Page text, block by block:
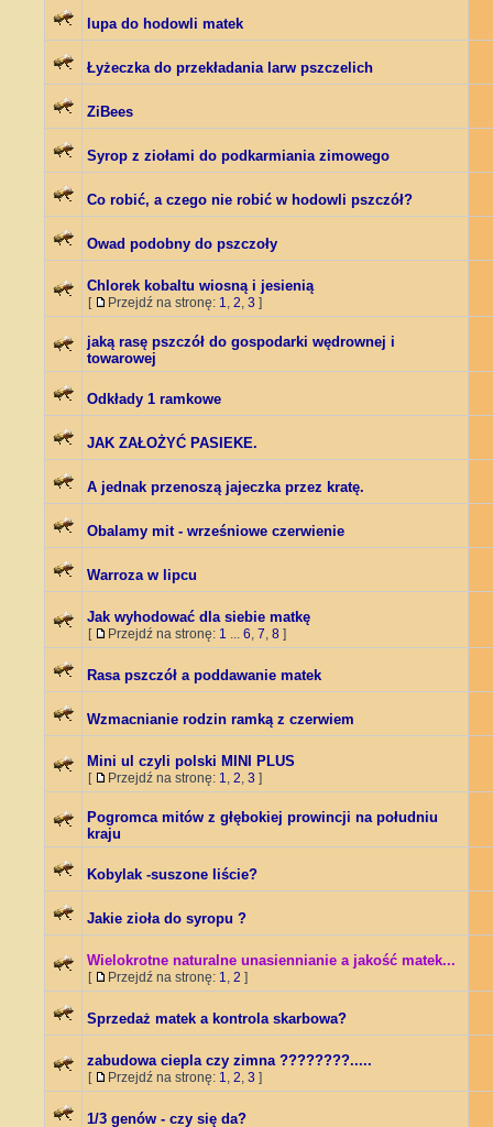
lupa do hodowli matek
Łyżeczka do przekładania larw pszczelich
ZiBees
Syrop z ziołami do podkarmiania zimowego
Co robić, a czego nie robić w hodowli pszczół?
Owad podobny do pszczoły
Chlorek kobaltu wiosną i jesienią
[ Przejdź na stronę: 1, 2, 3 ]
jaką rasę pszczół do gospodarki wędrownej i
towarowej
Odkłady 1 ramkowe
JAK ZAŁOŻYĆ PASIEKE.
A jednak przenoszą jajeczka przez kratę.
Obalamy mit - wrześniowe czerwienie
Warroza w lipcu
Jak wyhodować dla siebie matkę
[ Przejdź na stronę: 1 ... 6, 7, 8 ]
Rasa pszczół a poddawanie matek
Wzmacnianie rodzin ramką z czerwiem
Mini ul czyli polski MINI PLUS
[ Przejdź na stronę: 1, 2, 3 ]
Pogromca mitów z głębokiej prowincji na południu
kraju
Kobylak -suszone liście?
Jakie zioła do syropu ?
Wielokrotne naturalne unasiennianie a jakość matek...
[ Przejdź na stronę: 1, 2 ]
Sprzedaż matek a kontrola skarbowa?
zabudowa ciepla czy zimna ????????.....
[ Przejdź na stronę: 1, 2, 3 ]
1/3 genów - czy się da?